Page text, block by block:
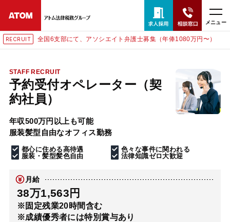
メニュー
RECRUIT 全国6支部にて、アソシエイト弁護士募集（年俸1080万円〜）
STAFF RECRUIT
予約受付オペレーター（契
約社員）
年収500万円以上も可能
服装髪型自由なオフィス勤務
都心に住める高待遇
色々な事件に関われる
服装・髪型髪色自由
法律知識ゼロ大歓迎
月給
38万1,563円
※固定残業20時間含む
※成績優秀者には特別賞与あり
24時間365日全国対応
無料相談窓口はこちら
電話・LINE・メールで相談予約受付中
ホーム
取扱分野
解決実績
アクセス